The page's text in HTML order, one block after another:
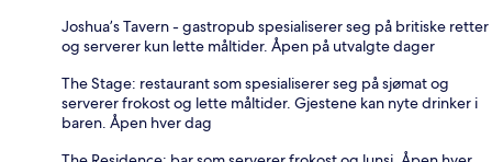
Joshua’s Tavern - gastropub spesialiserer seg på britiske retter
og serverer kun lette måltider. Åpen på utvalgte dager
The Stage: restaurant som spesialiserer seg på sjømat og
serverer frokost og lette måltider. Gjestene kan nyte drinker i
baren. Åpen hver dag